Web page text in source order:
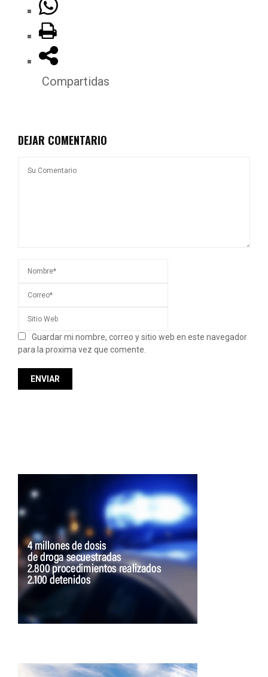
Compartidas
DEJAR COMENTARIO
Guardar mi nombre, correo y sitio web en este navegador
para la proxima vez que comente.